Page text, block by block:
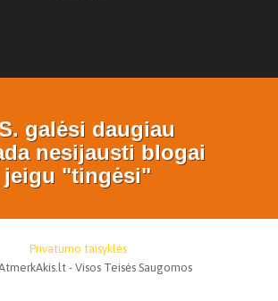
galėsi daugiau
nesijausti blogai
jeigu "tingėsi"
Privatumo taisyklės
- Visos Teisės Saugomos